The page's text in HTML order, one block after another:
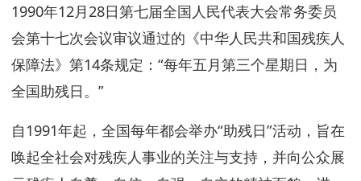
1990年12月28日第七届全国人民代表大会常务委员
会第十七次会议审议通过的《中华人民共和国残疾人
保障法》第14条规定：“每年五月第三个星期日，为
全国助残日。”
自1991年起，全国每年都会举办“助残日”活动，旨在
唤起全社会对残疾人事业的关注与支持，并向公众展